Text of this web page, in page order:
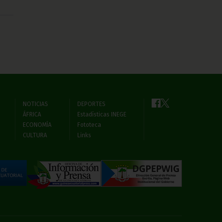
NOTICIAS
ÁFRICA
ECONOMÍA
CULTURA
DEPORTES
Estadísticas INEGE
Fototeca
Links